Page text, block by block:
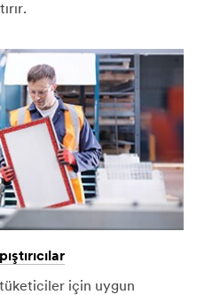
için uygun